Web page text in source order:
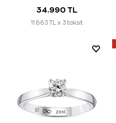
34.990 TL
11.663 TL x 3 taksit